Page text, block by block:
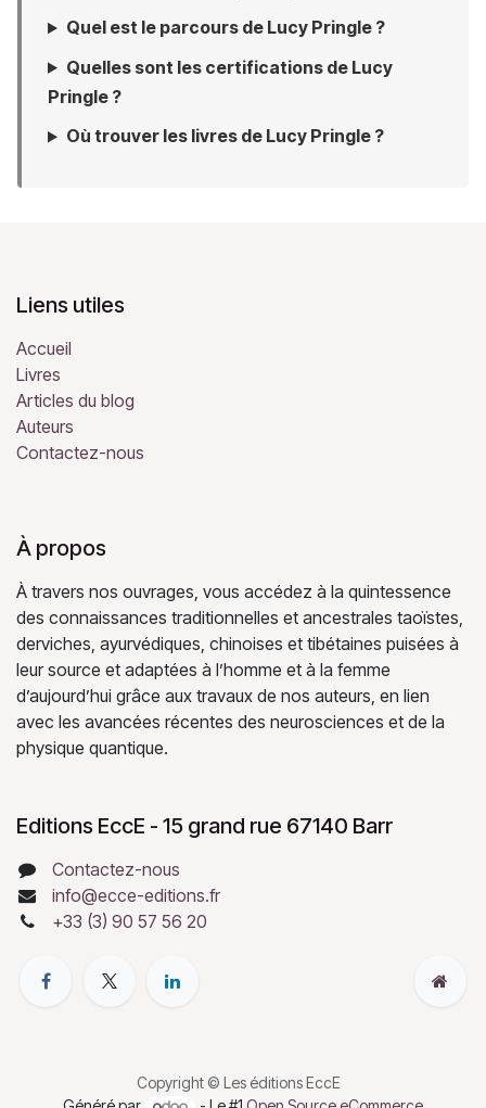
Quel est le parcours de Lucy Pringle ?
Quelles sont les certifications de Lucy
Pringle ?
Où trouver les livres de Lucy Pringle ?
Liens utiles
Accueil
Livres
Articles du blog
Auteurs
Contactez-nous
À propos
À travers nos ouvrages, vous accédez à la quintessence
des connaissances traditionnelles et ancestrales taoïstes,
derviches, ayurvédiques, chinoises et tibétaines puisées à
leur source et adaptées à l’homme et à la femme
d’aujourd’hui grâce aux travaux de nos auteurs, en lien
avec les avancées récentes des neurosciences et de la
physique quantique.
Editions EccE - 15 grand rue 67140 Barr
Contactez-nous
info@ecce-editions.fr
+33 (3) 90 57 56 20
Copyright © Les éditions EccE